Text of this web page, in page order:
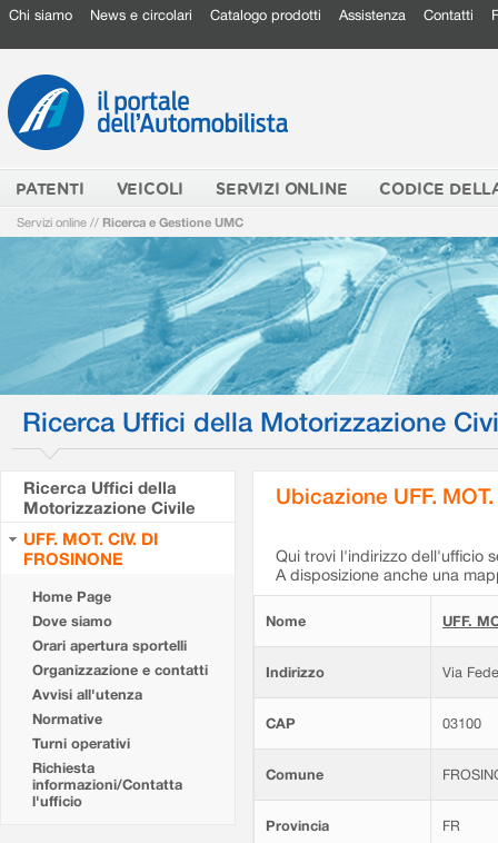
Chi siamo News e circolari Catalogo prodotti Assistenza Contatti
PATENTI VEICOLI SERVIZI ONLINE CODICE
Servizi online // Ricerca e Gestione UMC
Ricerca Uffici della Motorizzazione
Ricerca Uffici della
Motorizzazione Civile
UFF. MOT. CIV. DI
FROSINONE
Home Page
Dove siamo
Orari apertura sportelli
Organizzazione e contatti
Avvisi all'utenza
Normative
Turni operativi
Richiesta
informazioni/Contatta
l'ufficio
Ubicazione UFF.
Qui trovi l'indirizzo dell'ufficio
A disposizione anche una
Nome UFF.
Indirizzo Via
CAP 03100
Comune
Provincia FR